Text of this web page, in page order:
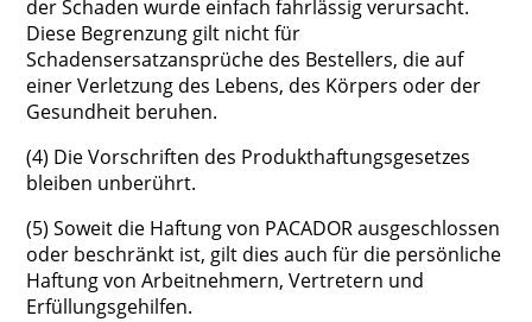
der Schaden wurde einfach fahrlässig verursacht.
Diese Begrenzung gilt nicht für
Schadensersatzansprüche des Bestellers, die auf
einer Verletzung des Lebens, des Körpers oder der
Gesundheit beruhen.
(4) Die Vorschriften des Produkthaftungsgesetzes
bleiben unberührt.
(5) Soweit die Haftung von PACADOR ausgeschlossen
oder beschränkt ist, gilt dies auch für die persönliche
Haftung von Arbeitnehmern, Vertretern und
Erfüllungsgehilfen.